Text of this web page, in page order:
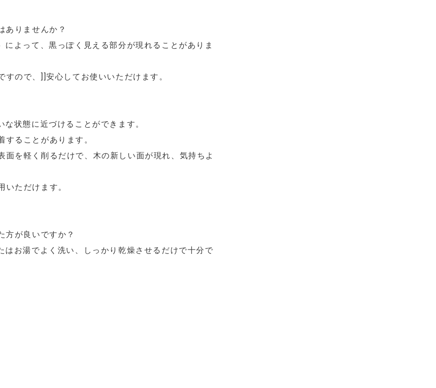
ありませんか？
よって、黒っぽく見える部分が現れることがありま
ので、]]安心してお使いいただけます。
状態に近づけることができます。
ることがあります。
を軽く削るだけで、木の新しい面が現れ、気持ちよ
ただけます。
方が良いですか？
お湯でよく洗い、しっかり乾燥させるだけで十分で